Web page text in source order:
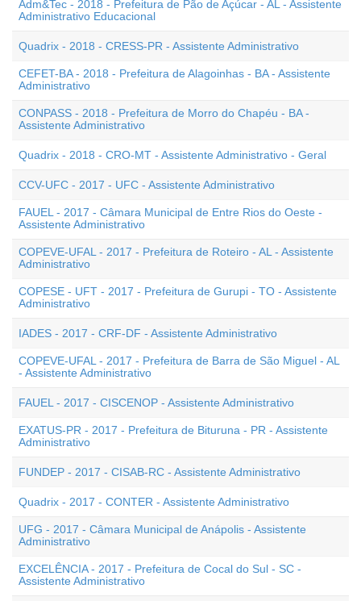
Adm&Tec - 2018 - Prefeitura de Pão de Açúcar - AL - Assistente
Administrativo Educacional
Quadrix - 2018 - CRESS-PR - Assistente Administrativo
CEFET-BA - 2018 - Prefeitura de Alagoinhas - BA - Assistente
Administrativo
CONPASS - 2018 - Prefeitura de Morro do Chapéu - BA -
Assistente Administrativo
Quadrix - 2018 - CRO-MT - Assistente Administrativo - Geral
CCV-UFC - 2017 - UFC - Assistente Administrativo
FAUEL - 2017 - Câmara Municipal de Entre Rios do Oeste -
Assistente Administrativo
COPEVE-UFAL - 2017 - Prefeitura de Roteiro - AL - Assistente
Administrativo
COPESE - UFT - 2017 - Prefeitura de Gurupi - TO - Assistente
Administrativo
IADES - 2017 - CRF-DF - Assistente Administrativo
COPEVE-UFAL - 2017 - Prefeitura de Barra de São Miguel - AL
- Assistente Administrativo
FAUEL - 2017 - CISCENOP - Assistente Administrativo
EXATUS-PR - 2017 - Prefeitura de Bituruna - PR - Assistente
Administrativo
FUNDEP - 2017 - CISAB-RC - Assistente Administrativo
Quadrix - 2017 - CONTER - Assistente Administrativo
UFG - 2017 - Câmara Municipal de Anápolis - Assistente
Administrativo
EXCELÊNCIA - 2017 - Prefeitura de Cocal do Sul - SC -
Assistente Administrativo